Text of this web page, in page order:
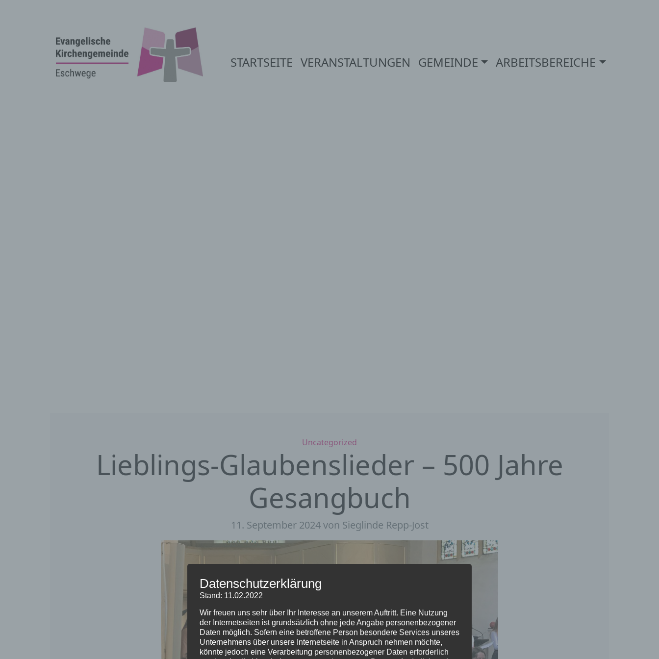
STARTSEITE VERANSTALTUNGEN GEMEINDE ARBEITSBEREICHE
Kategorien
Uncategorized
Lieblings-Glaubenslieder – 500 Jahre
Gesangbuch
11. September 2024von Sieglinde Repp-Jost
Datenschutzerklärung
Stand: 11.02.2022
Wir freuen uns sehr über Ihr Interesse an unserem Auftritt. Eine Nutzung
der Internetseiten ist grundsätzlich ohne jede Angabe personenbezogener
Daten möglich. Sofern eine betroffene Person besondere Services unseres
Unternehmens über unsere Internetseite in Anspruch nehmen möchte,
könnte jedoch eine Verarbeitung personenbezogener Daten erforderlich